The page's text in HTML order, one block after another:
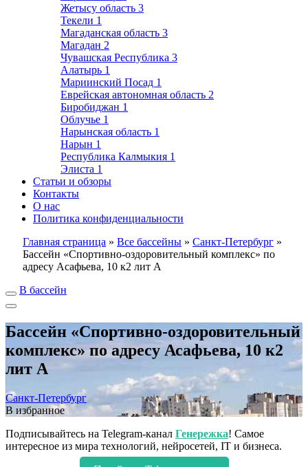
Жетысу область 3
Текели 1
Магаданская область 3
Магадан 2
Чувашская Республика 3
Алатырь 1
Мариинский Посад 1
Еврейская автономная область 2
Биробиджан 1
Облучье 1
Нарынская область 1
Нарын 1
Республика Калмыкия 1
Элиста 1
Статьи и обзоры
Контакты
О нас
Политика конфиденциальности
Главная страница » Все бассейны » Санкт-Петербург »
Бассейн «Спортивно-оздоровительный комплекс» по
адресу Асафьева, 10 к2 лит А
В бассейн
Бассейн «Спортивно-оздоровительный
комплекс» по адресу Асафьева, 10 к2
лит А
Санкт-Петербург
В избранное
Подписывайтесь на Telegram-канал Генережка! Самое
интересное из мира технологий, нейросетей, IT и бизнеса.